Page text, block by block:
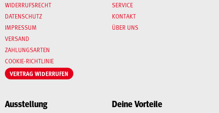
WIDERRUFSRECHT
DATENSCHUTZ
IMPRESSUM
VERSAND
ZAHLUNGSARTEN
COOKIE-RICHTLINIE
VERTRAG WIDERRUFEN
SERVICE
KONTAKT
ÜBER UNS
Ausstellung Deine Vorteile